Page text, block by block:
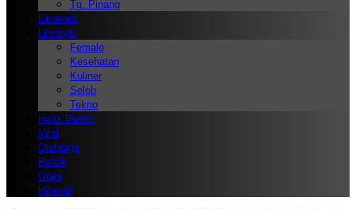
Tg. Pinang
Ekonomi
Lifestyle
Female
Kesehatan
Kuliner
Seleb
Tekno
Hoax Buster
Viral
Olahraga
Politik
Opini
Hiburan